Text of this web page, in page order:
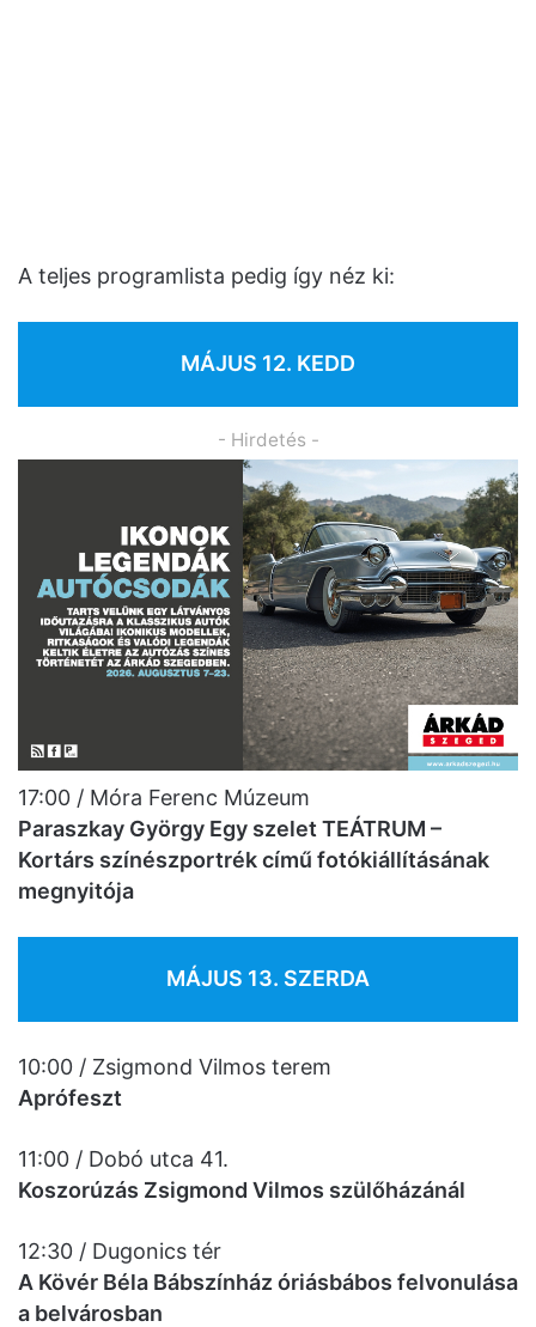
A teljes programlista pedig így néz ki:
MÁJUS 12. KEDD
- Hirdetés -
17:00 / Móra Ferenc Múzeum
Paraszkay György Egy szelet TEÁTRUM –
Kortárs színészportrék című fotókiállításának
megnyitója
MÁJUS 13. SZERDA
10:00 / Zsigmond Vilmos terem
Aprófeszt
11:00 / Dobó utca 41.
Koszorúzás Zsigmond Vilmos szülőházánál
12:30 / Dugonics tér
A Kövér Béla Bábszínház óriásbábos felvonulása
a belvárosban